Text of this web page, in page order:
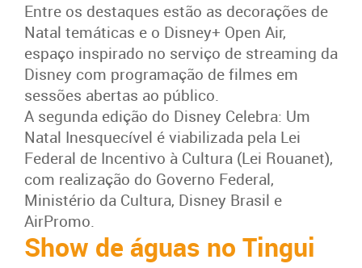
Entre os destaques estão as decorações de
Natal temáticas e o Disney+ Open Air,
espaço inspirado no serviço de streaming da
Disney com programação de filmes em
sessões abertas ao público.
A segunda edição do Disney Celebra: Um
Natal Inesquecível é viabilizada pela Lei
Federal de Incentivo à Cultura (Lei Rouanet),
com realização do Governo Federal,
Ministério da Cultura, Disney Brasil e
AirPromo.
Show de águas no Tingui